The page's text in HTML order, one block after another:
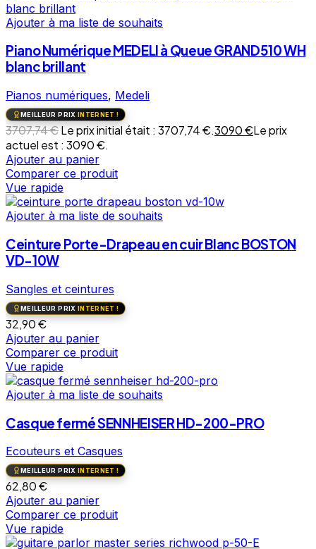
Ajouter à ma liste de souhaits
Piano Numérique MEDELI à Queue GRAND510 WH
blanc brillant
Pianos numériques, Medeli
MEILLEUR PRIX INTERNET !
3707,74€Le prix initial était : 3707,74 €.3090€Le prix
actuel est : 3090 €.
Ajouter au panier
Comparer ce produit
Vue rapide
Ajouter à ma liste de souhaits
Ceinture Porte-Drapeau en cuir Blanc BOSTON
VD-10W
Sangles et ceintures
MEILLEUR PRIX INTERNET !
32,90€
Ajouter au panier
Comparer ce produit
Vue rapide
Ajouter à ma liste de souhaits
Casque fermé SENNHEISER HD-200-PRO
Ecouteurs et Casques
MEILLEUR PRIX INTERNET !
62,80€
Ajouter au panier
Comparer ce produit
Vue rapide